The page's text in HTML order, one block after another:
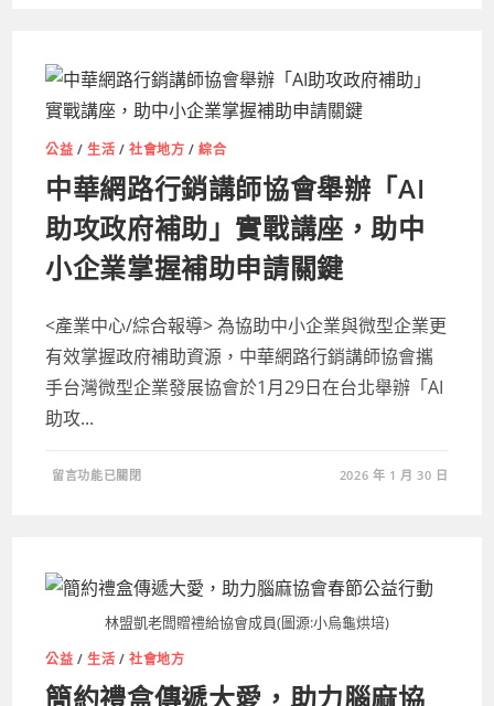
挺
社
福
｜
解
決
行
卡
關，
讓
愛
心
服
務
不
斷〉
中
公益 /生活 /社會地方 /綜合
中華網路行銷講師協會舉辦「AI
助攻政府補助」實戰講座，助中
小企業掌握補助申請關鍵
<產業中心/綜合報導> 為協助中小企業與微型企業更
有效掌握政府補助資源，中華網路行銷講師協會攜
手台灣微型企業發展協會於1月29日在台北舉辦「AI
助攻...
在
〈中
講
師
協
辦
「AI
攻
留言功能已關閉 2026 年 1 月 30 日
林盟凱老闆贈禮給協會成員(圖源:小烏龜烘培)
公益 /生活 /社會地方
簡約禮盒傳遞大愛，助力腦麻協